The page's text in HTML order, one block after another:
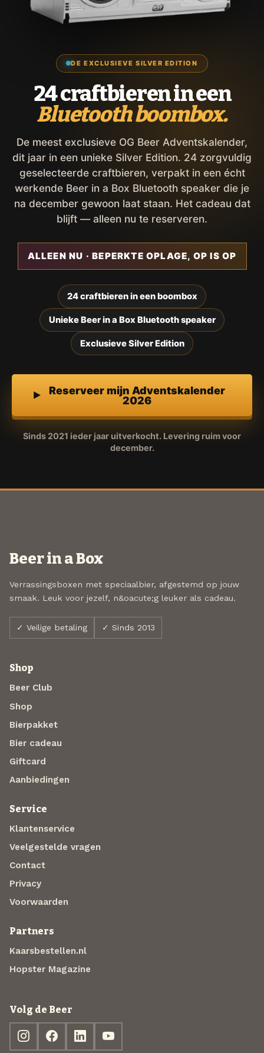
DE EXCLUSIEVE SILVER EDITION
24 craftbieren in een
Bluetooth boombox.
De meest exclusieve OG Beer Adventskalender,
dit jaar in een unieke Silver Edition. 24 zorgvuldig
geselecteerde craftbieren, verpakt in een écht
werkende Beer in a Box Bluetooth speaker die je
na december gewoon laat staan. Het cadeau dat
blijft — alleen nu te reserveren.
ALLEEN NU · BEPERKTE OPLAGE, OP IS OP
24 craftbieren in een boombox
Unieke Beer in a Box Bluetooth speaker
Exclusieve Silver Edition
Reserveer mijn Adventskalender
2026
Sinds 2021 ieder jaar uitverkocht. Levering ruim voor
december.
Beer in a Box
Verrassingsboxen met speciaalbier, afgestemd op jouw
smaak. Leuk voor jezelf, n&oacute;g leuker als cadeau.
✓ Veilige betaling ✓ Sinds 2013
Shop
Beer Club
Shop
Bierpakket
Bier cadeau
Giftcard
Aanbiedingen
Service
Klantenservice
Veelgestelde vragen
Contact
Privacy
Voorwaarden
Partners
Kaarsbestellen.nl
Hopster Magazine
Volg de Beer